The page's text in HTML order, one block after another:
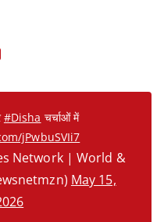
#Disha चर्चाओं में
jPwbuSVIi7
Network | World &
May 15,